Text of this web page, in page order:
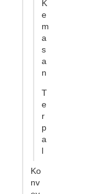
K
e
m
a
s
a
n
T
e
r
p
a
l
Ko
nv